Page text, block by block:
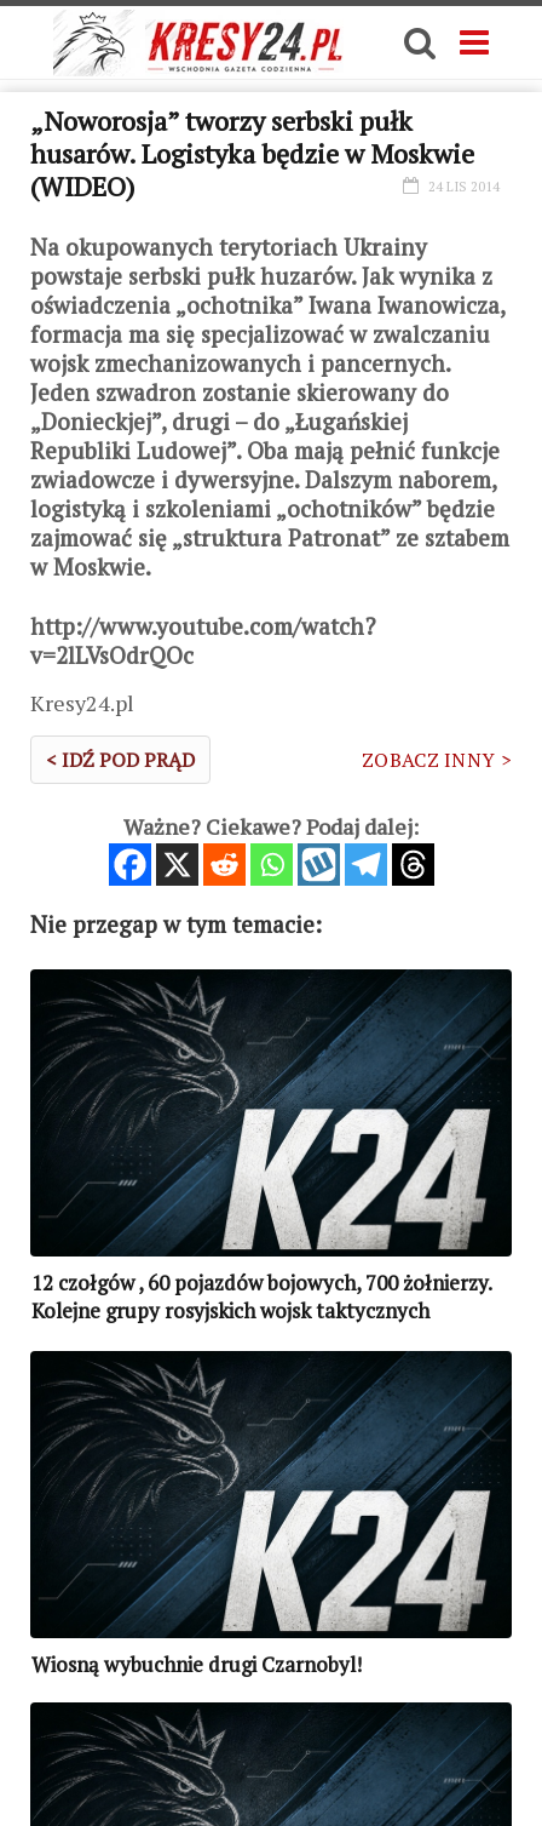
„Noworosja” tworzy serbski pułk
husarów. Logistyka będzie w Moskwie
(WIDEO)
24 LIS 2014
Na okupowanych terytoriach Ukrainy
powstaje serbski pułk huzarów. Jak wynika z
oświadczenia „ochotnika” Iwana Iwanowicza,
formacja ma się specjalizować w zwalczaniu
wojsk zmechanizowanych i pancernych.
Jeden szwadron zostanie skierowany do
„Donieckjej”, drugi – do „Ługańskiej
Republiki Ludowej”. Oba mają pełnić funkcje
zwiadowcze i dywersyjne. Dalszym naborem,
logistyką i szkoleniami „ochotników” będzie
zajmować się „struktura Patronat” ze sztabem
w Moskwie.
http://www.youtube.com/watch?
v=2lLVsOdrQOc
Kresy24.pl
< IDŹ POD PRĄD ZOBACZ INNY >
Ważne? Ciekawe? Podaj dalej:
Nie przegap w tym temacie:
12 czołgów , 60 pojazdów bojowych, 700 żołnierzy.
Kolejne grupy rosyjskich wojsk taktycznych
Wiosną wybuchnie drugi Czarnobyl!